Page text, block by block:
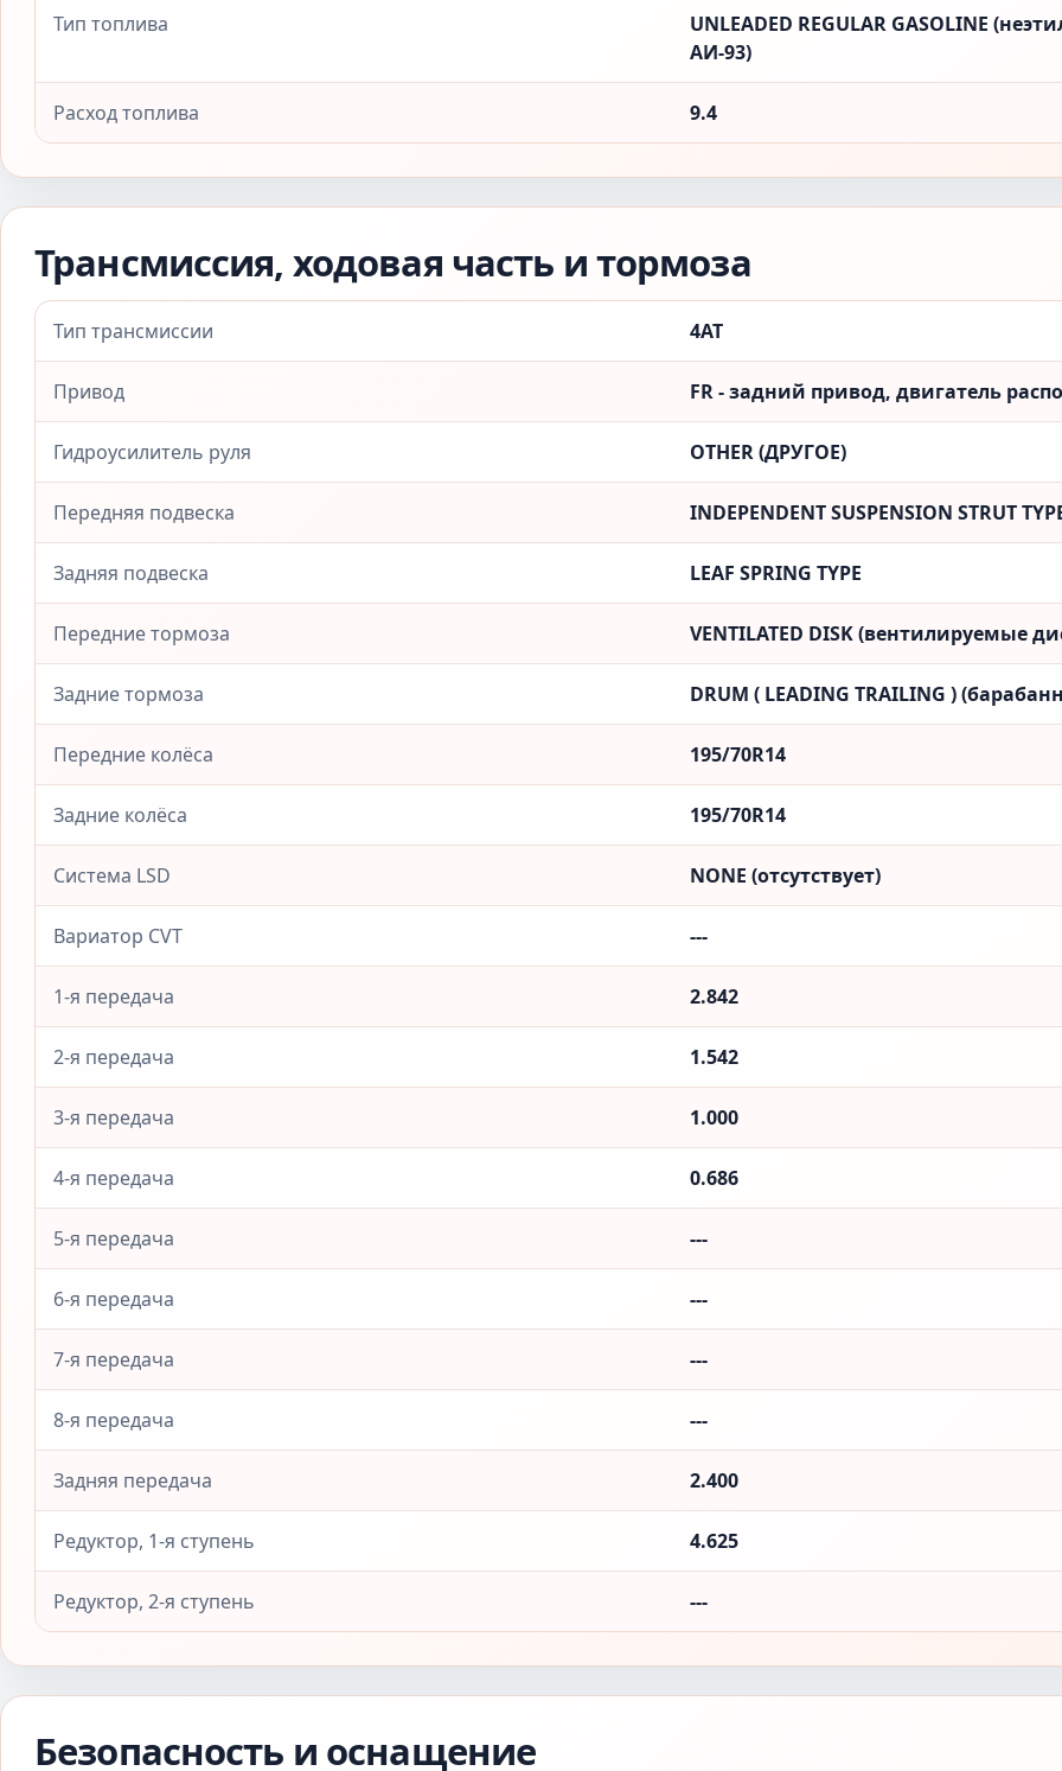
Тип топлива
UNLEADED REGULAR GASOLINE
АИ-93)
Расход топлива 9.4
Трансмиссия, ходовая часть и тормоза
Тип трансмиссии 4AT
Привод FR - задний привод, двигатель
Гидроусилитель руля OTHER (ДРУГОЕ)
Передняя подвеска INDEPENDENT SUSPENSION STRUT
Задняя подвеска LEAF SPRING TYPE
Передние тормоза VENTILATED DISK (вентилируемые
Задние тормоза DRUM ( LEADING TRAILING )
Передние колёса 195/70R14
Задние колёса 195/70R14
Система LSD NONE (отсутствует)
Вариатор CVT ---
1-я передача 2.842
2-я передача 1.542
3-я передача 1.000
4-я передача 0.686
5-я передача ---
6-я передача ---
7-я передача ---
8-я передача ---
Задняя передача 2.400
Редуктор, 1-я ступень 4.625
Редуктор, 2-я ступень ---
Безопасность и оснащение